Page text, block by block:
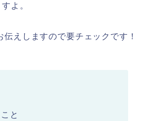
よ。
えしますので要チェックです！
と